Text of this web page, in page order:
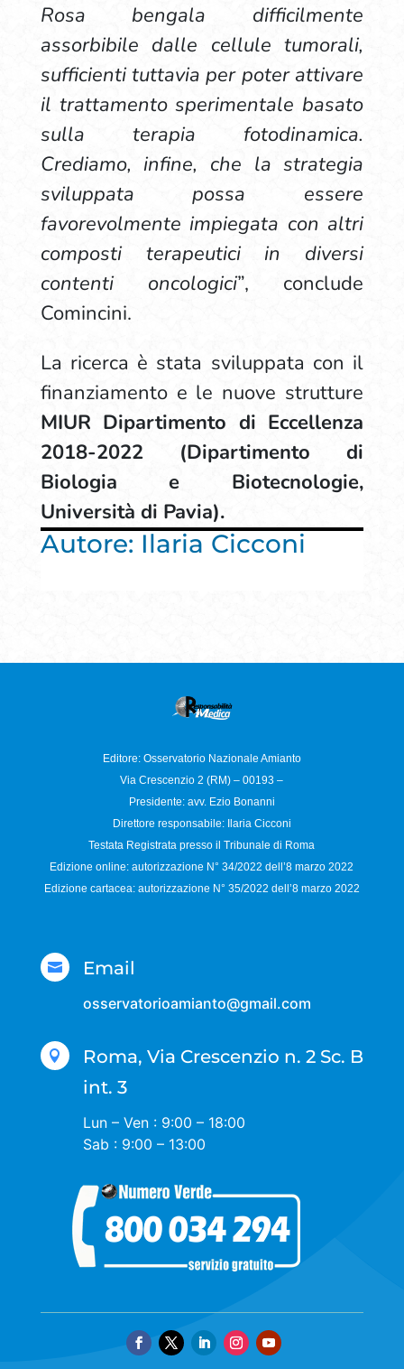
Rosa bengala difficilmente
assorbibile dalle cellule tumorali,
sufficienti tuttavia per poter attivare
il trattamento sperimentale basato
sulla terapia fotodinamica.
Crediamo, infine, che la strategia
sviluppata possa essere
favorevolmente impiegata con altri
composti terapeutici in diversi
contenti oncologici”, conclude
Comincini.
La ricerca è stata sviluppata con il
finanziamento e le nuove strutture
MIUR Dipartimento di Eccellenza
2018-2022 (Dipartimento di
Biologia e Biotecnologie,
Università di Pavia).
Autore: Ilaria Cicconi
Editore: Osservatorio Nazionale Amianto
Via Crescenzio 2 (RM) – 00193 –
Presidente: avv. Ezio Bonanni
Direttore responsabile:
Ilaria Cicconi
Testata Registrata presso il Tribunale di Roma
Edizione online: autorizzazione N°34/2022 dell’8 marzo 2022
Edizione cartacea: autorizzazione N° 35/2022 dell’8 marzo 2022
 Email
osservatorioamianto@gmail.com

Roma, Via Crescenzio n. 2 Sc. B
int. 3
Lun – Ven : 9:00 – 18:00
Sab : 9:00 – 13:00